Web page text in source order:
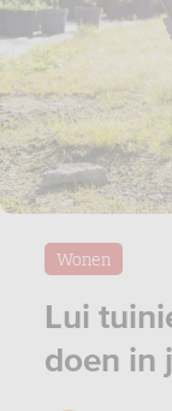
Lui
doen in
Wonen